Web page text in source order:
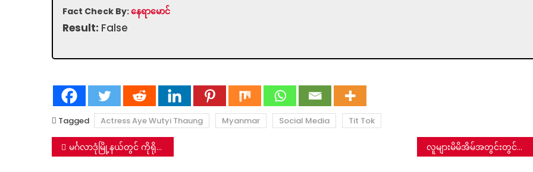
Fact Check By:နေရာမောင်
Result: False
Tagged Actress Aye Wutyi Thaung Myanmar Social Media Tit Tok
Post
မင်္ဂလာဒုံမြို့နယ်တွင် ကိုရိုနာဗိုင်းရပ်စ် လူနာ ၃ဦး ဖမ်းမိတဲ့ဆိုတဲ့ ဗီဒီယိုဖိုင်သတင်းအမှား လူများမိမိအိမ်အတွင်းတွင်သာနေထိုင်ရန် ကျားနှင့်ခြင်္သေ့အကောင် ၈၀၀ အား မြို့များသို့စေလွှတ်ခဲ့တဲ့ရုရှားတယ်ဆိုတဲ့ သတင်းမှား